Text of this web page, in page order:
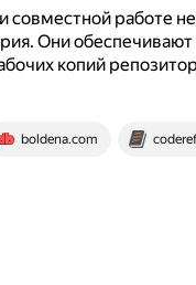
совместной работе
Они
копий
boldena.com